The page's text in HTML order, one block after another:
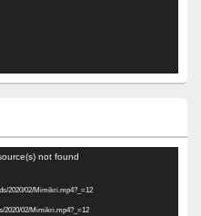
not found
2020/02/Mimikri.mp4?_=12
2020/02/Mimikri.mp4?_=12